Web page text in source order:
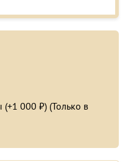
000 ₽) (Только в